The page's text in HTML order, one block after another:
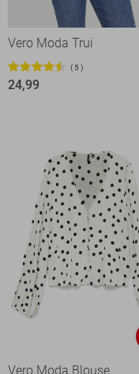
Vero Moda Trui
5
24,99
Vero Moda Blouse